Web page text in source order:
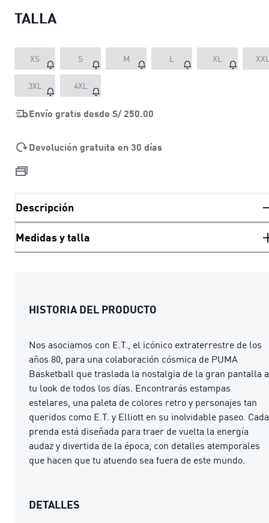
TALLA
XS S M L XL
3XL 4XL
Envío gratis desde S/ 250.00
Devolución gratuita en 30 días
Descripción
Medidas y talla
HISTORIA DEL PRODUCTO
Nos asociamos con E.T., el icónico extraterrestre de los
años 80, para una colaboración cósmica de PUMA
Basketball que traslada la nostalgia de la gran pantalla a
tu look de todos los días. Encontrarás estampas
estelares, una paleta de colores retro y personajes tan
queridos como E.T. y Elliott en su inolvidable paseo. Cada
prenda está diseñada para traer de vuelta la energía
audaz y divertida de la época, con detalles atemporales
que hacen que tu atuendo sea fuera de este mundo.
DETALLES